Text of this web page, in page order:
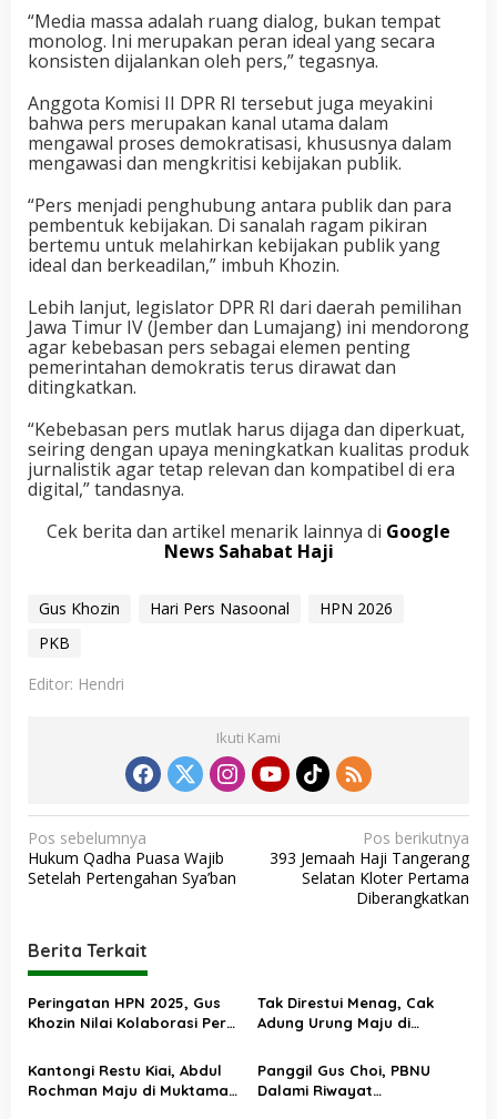
“Media massa adalah ruang dialog, bukan tempat
monolog. Ini merupakan peran ideal yang secara
konsisten dijalankan oleh pers,” tegasnya.
Anggota Komisi II DPR RI tersebut juga meyakini
bahwa pers merupakan kanal utama dalam
mengawal proses demokratisasi, khususnya dalam
mengawasi dan mengkritisi kebijakan publik.
“Pers menjadi penghubung antara publik dan para
pembentuk kebijakan. Di sanalah ragam pikiran
bertemu untuk melahirkan kebijakan publik yang
ideal dan berkeadilan,” imbuh Khozin.
Lebih lanjut, legislator DPR RI dari daerah pemilihan
Jawa Timur IV (Jember dan Lumajang) ini mendorong
agar kebebasan pers sebagai elemen penting
pemerintahan demokratis terus dirawat dan
ditingkatkan.
“Kebebasan pers mutlak harus dijaga dan diperkuat,
seiring dengan upaya meningkatkan kualitas produk
jurnalistik agar tetap relevan dan kompatibel di era
digital,” tandasnya.
Cek berita dan artikel menarik lainnya di Google
News Sahabat Haji
Gus Khozin Hari Pers Nasoonal
HPN 2026
PKB
Editor: Hendri
Ikuti Kami
N
a
g
a
s
p
Pos sebelumnya
Hukum Qadha Puasa Wajib
Setelah Pertengahan Sya’ban
Pos berikutnya
393 Jemaah Haji Tangerang
Selatan Kloter Pertama
Diberangkatkan
Berita Terkait
Peringatan HPN 2025, Gus
Khozin Nilai Kolaborasi Pers
Isu Publik
Tak Direstui Menag, Cak
Adung Urung Maju di
Kantongi Restu Kiai, Abdul
Rochman Maju di Muktamar
Panggil Gus Choi, PBNU
Dalami Riwayat